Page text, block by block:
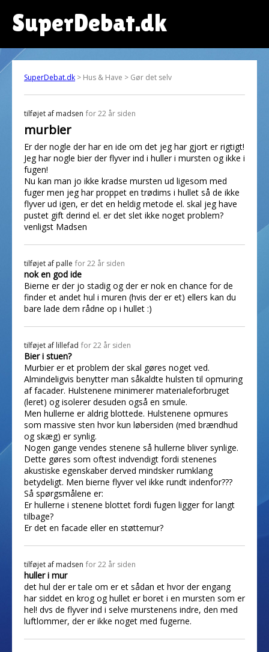
SuperDebat.dk
SuperDebat.dk > Hus & Have > Gør det selv
tilføjet af madsen for 22 år siden
murbier
Er der nogle der har en ide om det jeg har gjort er rigtigt!
Jeg har nogle bier der flyver ind i huller i mursten og ikke i
fugen!
Nu kan man jo ikke kradse mursten ud ligesom med
fuger men jeg har proppet en trødims i hullet så de ikke
flyver ud igen, er det en heldig metode el. skal jeg have
pustet gift derind el. er det slet ikke noget problem?
venligst Madsen
tilføjet af palle for 22 år siden
nok en god ide
Bierne er der jo stadig og der er nok en chance for de
finder et andet hul i muren (hvis der er et) ellers kan du
bare lade dem rådne op i hullet :)
tilføjet af lillefad for 22 år siden
Bier i stuen?
Murbier er et problem der skal gøres noget ved.
Almindeligvis benytter man såkaldte hulsten til opmuring
af facader. Hulstenene minimerer materialeforbruget
(leret) og isolerer desuden også en smule.
Men hullerne er aldrig blottede. Hulstenene opmures
som massive sten hvor kun løbersiden (med brændhud
og skæg) er synlig.
Nogen gange vendes stenene så hullerne bliver synlige.
Dette gøres som oftest indvendigt fordi stenenes
akustiske egenskaber derved mindsker rumklang
betydeligt. Men bierne flyver vel ikke rundt indenfor???
Så spørgsmålene er:
Er hullerne i stenene blottet fordi fugen ligger for langt
tilbage?
Er det en facade eller en støttemur?
tilføjet af madsen for 22 år siden
huller i mur
det hul der er tale om er et sådan et hvor der engang
har siddet en krog og hullet er boret i en mursten som er
hel! dvs de flyver ind i selve murstenens indre, den med
luftlommer, der er ikke noget med fugerne.